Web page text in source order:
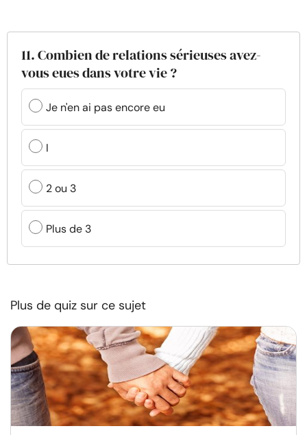
11. Combien de relations sérieuses avez-
vous eues dans votre vie ?
Je n'en ai pas encore eu
I
2 ou 3
Plus de 3
Plus de quiz sur ce sujet